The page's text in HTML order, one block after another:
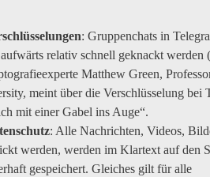
: Gruppenchats in
relativ schnell geknackt werden
Matthew Green,
meint über die Verschlüsselung bei
mit einer Gabel ins Auge“.
: Alle Nachrichten, Videos,
werden, werden im Klartext auf den
gespeichert. Gleiches gilt für alle